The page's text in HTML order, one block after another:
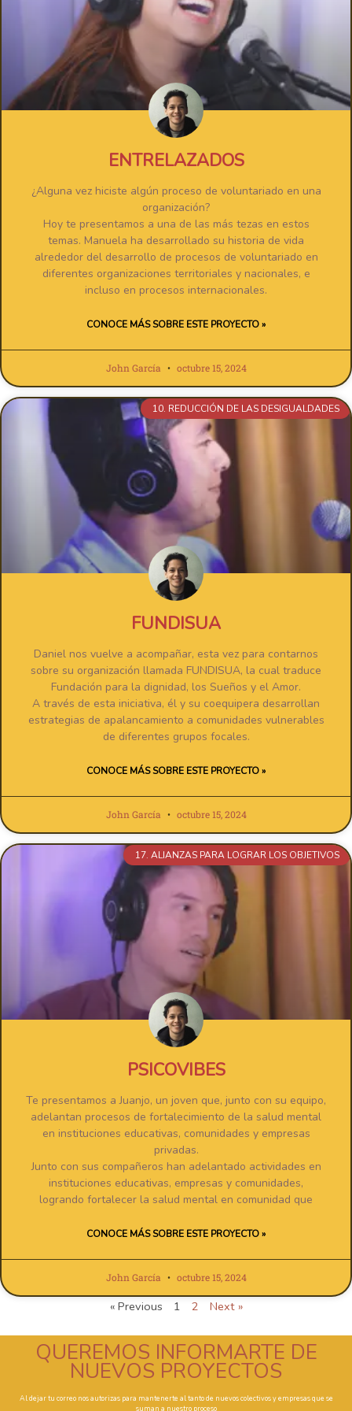
ENTRELAZADOS
¿Alguna vez hiciste algún proceso de voluntariado en una
organización?
Hoy te presentamos a una de las más tezas en estos
temas. Manuela ha desarrollado su historia de vida
alrededor del desarrollo de procesos de voluntariado en
diferentes organizaciones territoriales y nacionales, e
incluso en procesos internacionales.
CONOCE MÁS SOBRE ESTE PROYECTO »
John García octubre 15, 2024
10. REDUCCIÓN DE LAS DESIGUALDADES
FUNDISUA
Daniel nos vuelve a acompañar, esta vez para contarnos
sobre su organización llamada FUNDISUA, la cual traduce
Fundación para la dignidad, los Sueños y el Amor.
A través de esta iniciativa, él y su coequipera desarrollan
estrategias de apalancamiento a comunidades vulnerables
de diferentes grupos focales.
CONOCE MÁS SOBRE ESTE PROYECTO »
John García octubre 15, 2024
17. ALIANZAS PARA LOGRAR LOS OBJETIVOS
PSICOVIBES
Te presentamos a Juanjo, un joven que, junto con su equipo,
adelantan procesos de fortalecimiento de la salud mental
en instituciones educativas, comunidades y empresas
privadas.
Junto con sus compañeros han adelantado actividades en
instituciones educativas, empresas y comunidades,
logrando fortalecer la salud mental en comunidad que
CONOCE MÁS SOBRE ESTE PROYECTO »
John García octubre 15, 2024
« Previous 1 2 Next »
QUEREMOS INFORMARTE DE
NUEVOS PROYECTOS
Al dejar tu correo nos autorizas para mantenerte al tanto de nuevos colectivos y empresas que se
suman a nuestro proceso